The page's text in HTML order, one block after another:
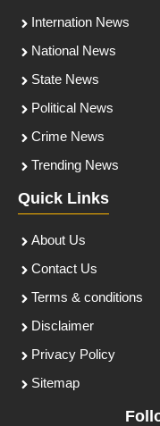
Internation News
National News
State News
Political News
Crime News
Trending News
Quick Links
About Us
Contact Us
Terms & conditions
Disclaimer
Privacy Policy
Sitemap